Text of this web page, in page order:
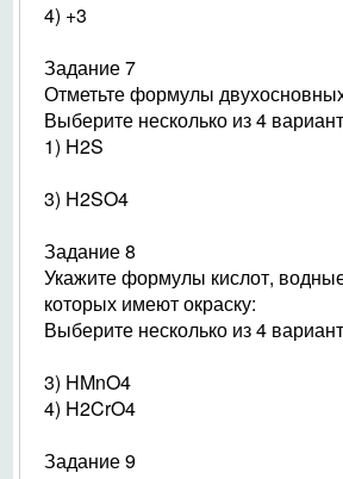
4) +3
Задание 7
Отметьте формулы
Выберите несколько из 4
1) H2S
3) H2SO4
Задание 8
Укажите формулы кислот,
которых имеют окраску:
Выберите несколько из 4
3) HMnO4
4) H2CrO4
Задание 9